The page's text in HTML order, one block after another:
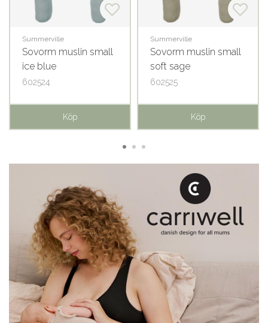
Summerville
Sovorm muslin small
ice blue
602524
Köp
Summerville
Sovorm muslin small
soft sage
602525
Köp